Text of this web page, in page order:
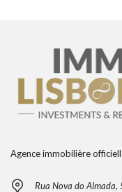
Agence immobilière
Rua Nova do